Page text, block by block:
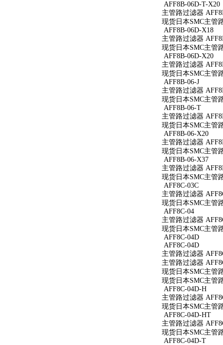
AFF8B-06D-T-X20
主管路过滤器
现货日本SMC主管
AFF8B-06D-X18
主管路过滤器
现货日本SMC主管
AFF8B-06D-X20
主管路过滤器
现货日本SMC主管
AFF8B-06-J
主管路过滤器
现货日本SMC主管
AFF8B-06-T
主管路过滤器
现货日本SMC主管
AFF8B-06-X20
主管路过滤器
现货日本SMC主管
AFF8B-06-X37
主管路过滤器
现货日本SMC主管
AFF8C-03C
主管路过滤器
现货日本SMC主管
AFF8C-04
主管路过滤器
现货日本SMC主管
AFF8C-04D
AFF8C-04D
主管路过滤器
主管路过滤器
现货日本SMC主管
现货日本SMC主管
AFF8C-04D-H
主管路过滤器
现货日本SMC主管
AFF8C-04D-HT
主管路过滤器
现货日本SMC主管
AFF8C-04D-T